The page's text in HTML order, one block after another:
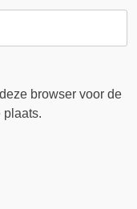
browser voor de
plaats.